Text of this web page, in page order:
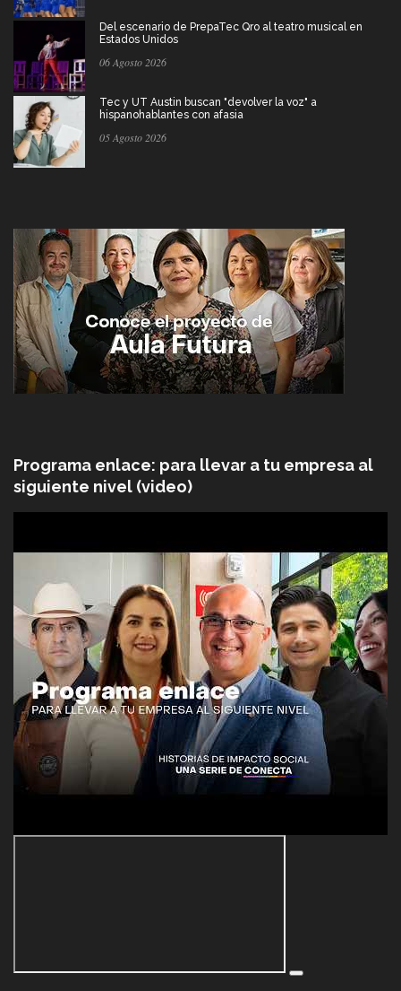
Del escenario de PrepaTec Qro al teatro musical en
Estados Unidos
06 Agosto 2026
Tec y UT Austin buscan "devolver la voz" a
hispanohablantes con afasia
05 Agosto 2026
Programa enlace: para llevar a tu empresa al
siguiente nivel (video)